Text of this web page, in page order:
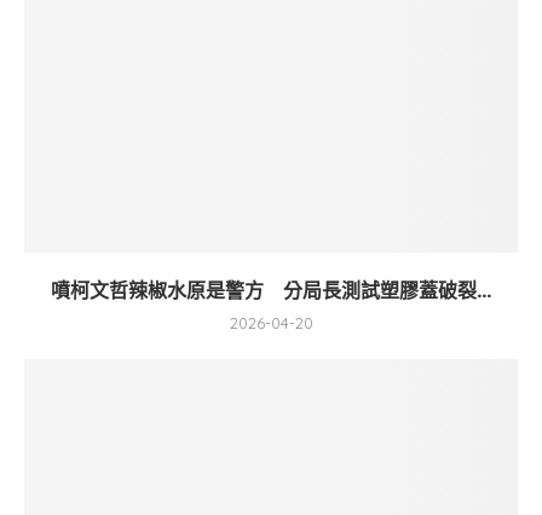
噴柯文哲辣椒水原是警方 分局長測試塑膠蓋破裂...
2026-04-20